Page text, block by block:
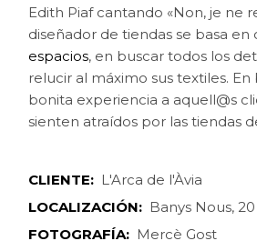
Edith Piaf cantando «Non, je ne
diseñador de tiendas se basa en
espacios, en buscar todos los
relucir al máximo sus textiles. En
bonita experiencia a aquell@s
sienten atraídos por las tiendas
CLIENTE: L'Arca de l'Àvia
LOCALIZACIÓN: Banys Nous,
FOTOGRAFÍA: Mercè Gost